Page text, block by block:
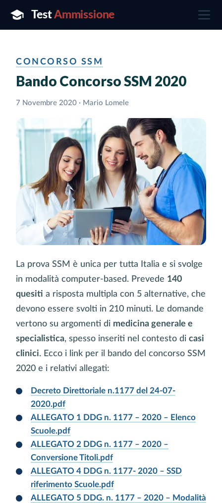
CONCORSO SSM
Bando Concorso SSM 2020
7 Novembre 2020 · Mario Lomele
La prova SSM è unica per tutta Italia e si svolge
in modalità computer-based. Prevede 140
quesiti a risposta multipla con 5 alternative, che
devono essere svolti in 210 minuti. Le domande
vertono su argomenti di medicina generale e
specialistica, spesso inseriti nel contesto di casi
clinici. Ecco i link per il bando del concorso SSM
2020 e i relativi allegati:
Decreto Direttoriale n.1177 del 24-07-
2020.pdf
ALLEGATO 1 DDG n. 1177 – 2020 – Elenco
Scuole.pdf
ALLEGATO 2 DDG n. 1177 – 2020 –
Conversione Titoli.pdf
ALLEGATO 4 DDG n. 1177- 2020 – SSD
riferimento Scuole.pdf
ALLEGATO 5 DDG. n. 1177 – 2020 – Modalità